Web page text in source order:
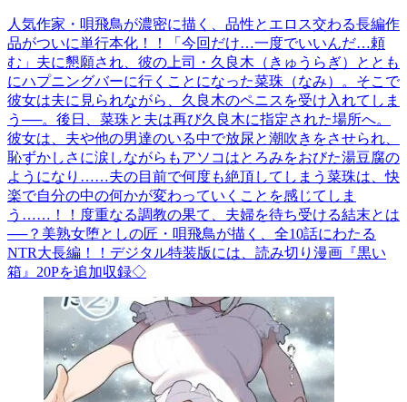
人気作家・唄飛鳥が濃密に描く、品性とエロス交わる長編作
品がついに単行本化！！「今回だけ…一度でいいんだ…頼
む」夫に懇願され、彼の上司・久良木（きゅうらぎ）ととも
にハプニングバーに行くことになった菜珠（なみ）。そこで
彼女は夫に見られながら、久良木のペニスを受け入れてしま
う──。後日、菜珠と夫は再び久良木に指定された場所へ。
彼女は、夫や他の男達のいる中で放尿と潮吹きをさせられ、
恥ずかしさに涙しながらもアソコはとろみをおびた湯豆腐の
ようになり……夫の目前で何度も絶頂してしまう菜珠は、快
楽で自分の中の何かが変わっていくことを感じてしま
う……！！度重なる調教の果て、夫婦を待ち受ける結末とは
──？美熟女堕としの匠・唄飛鳥が描く、全10話にわたる
NTR大長編！！デジタル特装版には、読み切り漫画『黒い
箱』20Pを追加収録◇